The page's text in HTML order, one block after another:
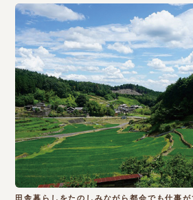
田舎暮らしをたのしみながら都会でも仕事